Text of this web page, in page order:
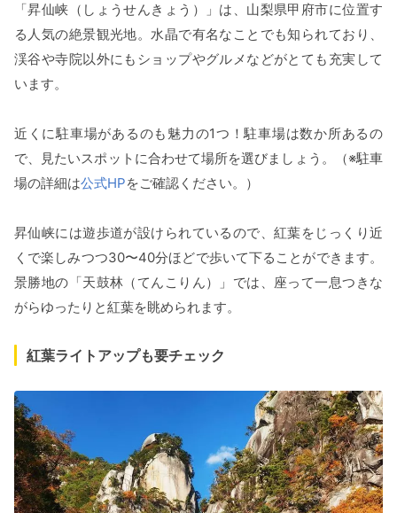
「昇仙峡（しょうせんきょう）」は、山梨県甲府市に位置す
る人気の絶景観光地。水晶で有名なことでも知られており、
渓谷や寺院以外にもショップやグルメなどがとても充実して
います。
近くに駐車場があるのも魅力の1つ！駐車場は数か所あるの
で、見たいスポットに合わせて場所を選びましょう。（※駐車
場の詳細は公式HPをご確認ください。）
昇仙峡には遊歩道が設けられているので、紅葉をじっくり近
くで楽しみつつ30〜40分ほどで歩いて下ることができます。
景勝地の「天鼓林（てんこりん）」では、座って一息つきな
がらゆったりと紅葉を眺められます。
紅葉ライトアップも要チェック